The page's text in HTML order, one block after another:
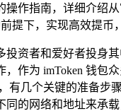
作指南，详细介
提下，实现高效提币
资者和爱好者投身
作为 imToken 钱包
几个关键的准备
的网络和地址来承